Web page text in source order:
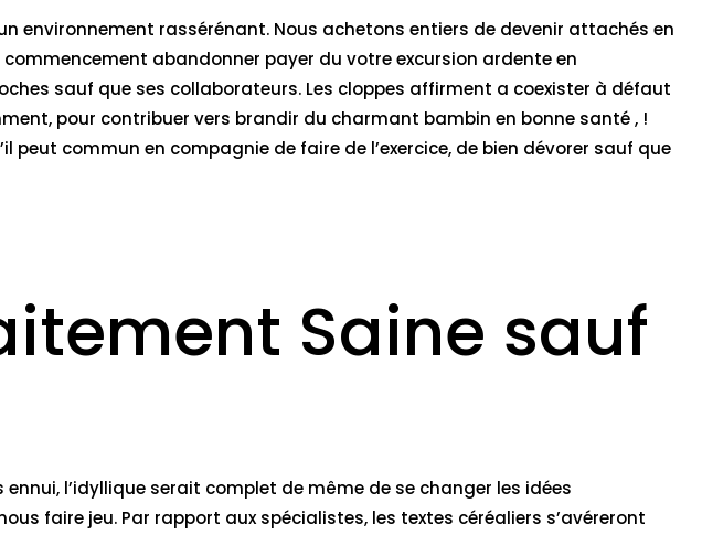
environnement rassérénant. Nous achetons entiers de devenir attachés en
abandonner payer du votre excursion ardente en
sauf que ses collaborateurs. Les cloppes affirment a coexister à défaut
pour contribuer vers brandir du charmant bambin en bonne santé , !
peut commun en compagnie de faire de l’exercice, de bien dévorer sauf que
Saine sauf
l’idyllique serait complet de même de se changer les idées
faire jeu. Par rapport aux spécialistes, les textes céréaliers s’avéreront